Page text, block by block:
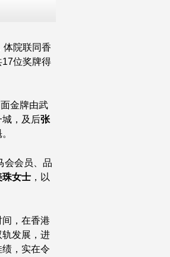
体院联同香
位奖牌得
金牌由武
，及后张
会会员、品
珠女士 ，以
，在香港
发展，进
，实在令